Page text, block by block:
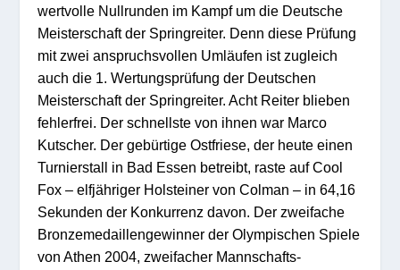
wertvolle Nullrunden im Kampf um die Deutsche
Meisterschaft der Springreiter. Denn diese Prüfung
mit zwei anspruchsvollen Umläufen ist zugleich
auch die 1. Wertungsprüfung der Deutschen
Meisterschaft der Springreiter. Acht Reiter blieben
fehlerfrei. Der schnellste von ihnen war Marco
Kutscher. Der gebürtige Ostfriese, der heute einen
Turnierstall in Bad Essen betreibt, raste auf Cool
Fox – elfjähriger Holsteiner von Colman – in 64,16
Sekunden der Konkurrenz davon. Der zweifache
Bronzemedaillengewinner der Olympischen Spiele
von Athen 2004, zweifacher Mannschafts-